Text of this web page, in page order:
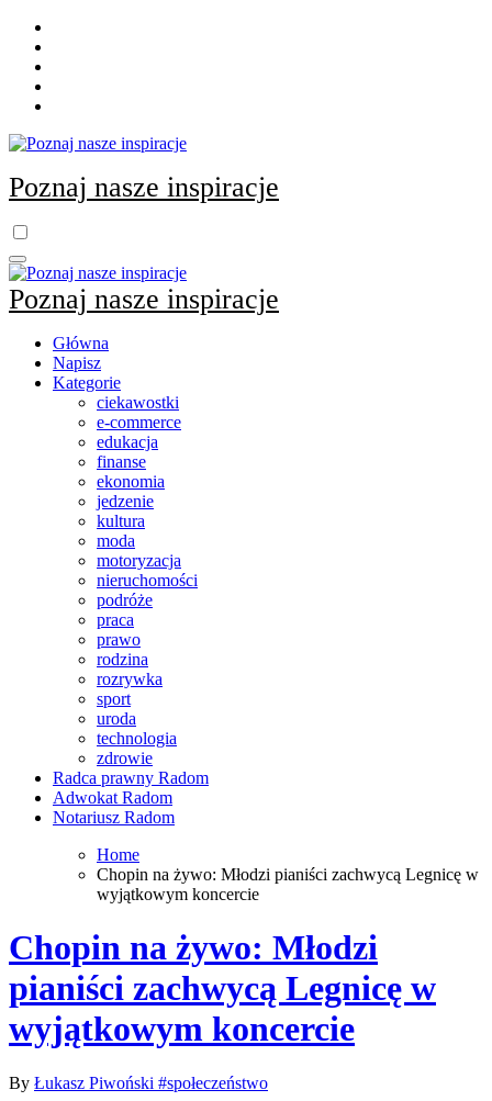
Skip
content
Poznaj nasze inspiracje
Poznaj nasze inspiracje
Główna
Napisz
Kategorie
ciekawostki
e-commerce
edukacja
finanse
ekonomia
jedzenie
kultura
moda
motoryzacja
nieruchomości
podróże
praca
prawo
rodzina
rozrywka
sport
uroda
technologia
zdrowie
Radca prawny Radom
Adwokat Radom
Notariusz Radom
Home
Chopin na żywo: Młodzi pianiści zachwycą Legnicę w
wyjątkowym koncercie
Chopin na żywo: Młodzi
pianiści zachwycą Legnicę w
wyjątkowym koncercie
By Łukasz Piwoński #społeczeństwo